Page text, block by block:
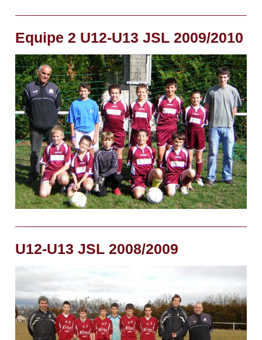
Equipe 2 U12-U13 JSL 2009/2010
U12-U13 JSL 2008/2009